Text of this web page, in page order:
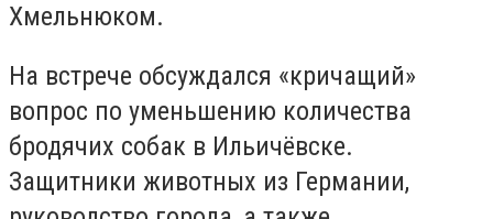
Хмельнюком.
На встрече обсуждался «кричащий»
вопрос по уменьшению количества
бродячих собак в Ильичёвске.
Защитники животных из Германии,